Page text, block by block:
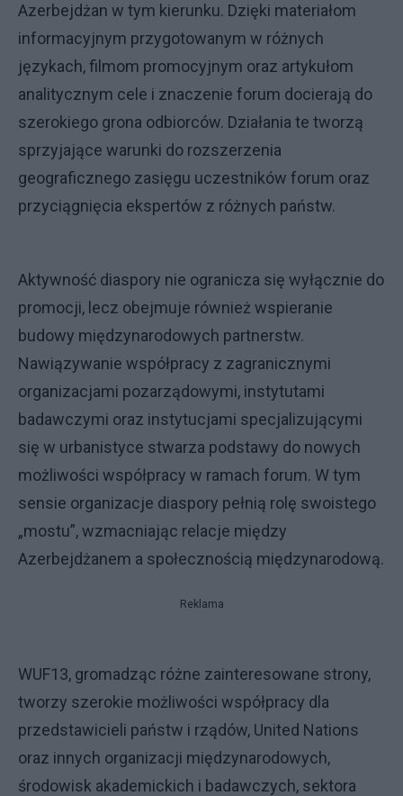
Azerbejdżan w tym kierunku. Dzięki materiałom
informacyjnym przygotowanym w różnych
językach, filmom promocyjnym oraz artykułom
analitycznym cele i znaczenie forum docierają do
szerokiego grona odbiorców. Działania te tworzą
sprzyjające warunki do rozszerzenia
geograficznego zasięgu uczestników forum oraz
przyciągnięcia ekspertów z różnych państw.
Aktywność diaspory nie ogranicza się wyłącznie do
promocji, lecz obejmuje również wspieranie
budowy międzynarodowych partnerstw.
Nawiązywanie współpracy z zagranicznymi
organizacjami pozarządowymi, instytutami
badawczymi oraz instytucjami specjalizującymi
się w urbanistyce stwarza podstawy do nowych
możliwości współpracy w ramach forum. W tym
sensie organizacje diaspory pełnią rolę swoistego
„mostu”, wzmacniając relacje między
Azerbejdżanem a społecznością międzynarodową.
Reklama
WUF13, gromadząc różne zainteresowane strony,
tworzy szerokie możliwości współpracy dla
przedstawicieli państw i rządów, United Nations
oraz innych organizacji międzynarodowych,
środowisk akademickich i badawczych, sektora